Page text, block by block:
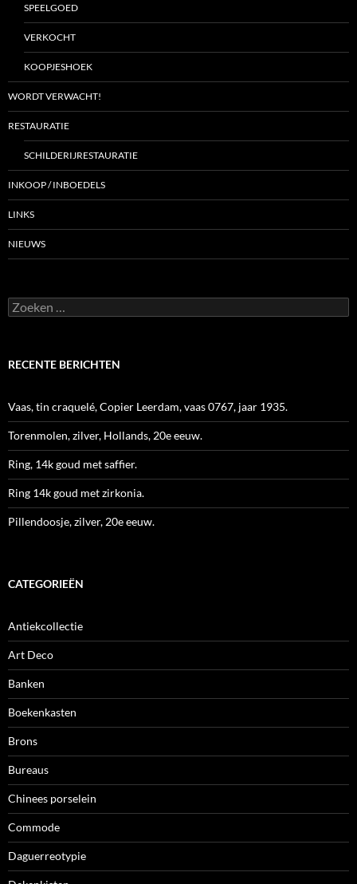
SPEELGOED
VERKOCHT
KOOPJESHOEK
WORDT VERWACHT!
RESTAURATIE
SCHILDERIJRESTAURATIE
INKOOP / INBOEDELS
LINKS
NIEUWS
Zoeken
naar:
RECENTE BERICHTEN
Vaas, tin craquelé, Copier Leerdam, vaas 0767, jaar 1935.
Torenmolen, zilver, Hollands, 20e eeuw.
Ring, 14k goud met saffier.
Ring 14k goud met zirkonia.
Pillendoosje, zilver, 20e eeuw.
CATEGORIEËN
Antiekcollectie
Art Deco
Banken
Boekenkasten
Brons
Bureaus
Chinees porselein
Commode
Daguerreotypie